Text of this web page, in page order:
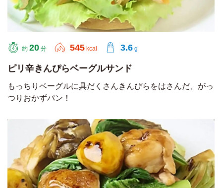
約 20 分 545 kcal 3.6 g
ピリ辛きんぴらベーグルサンド
もっちりベーグルに具だくさんきんぴらをはさんだ、がっ
つりおかずパン！